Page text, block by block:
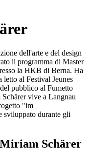
dell'arte e del design
il programma di Master
la HKB di Berna. Ha
letto al Festival Jeunes
pubblico al Fumetto
vive a Langnau
"im
sviluppato durante gli
Schärer